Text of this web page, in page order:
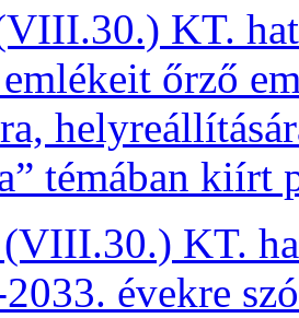
KT.
őrző
témában kiírt
KT.
évekre